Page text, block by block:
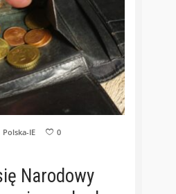
Polska-IE 0
Narodowy